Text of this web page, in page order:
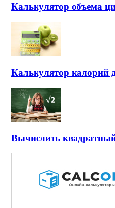
Калькулятор объема
Калькулятор калорий
Вычислить